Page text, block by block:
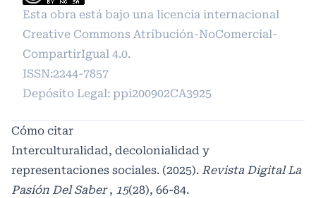
Esta obra está bajo una licencia internacional
Creative Commons Atribución-NoComercial-
CompartirIgual 4.0.
ISSN:2244-7857
Depósito Legal: ppi200902CA3925
Cómo citar
Interculturalidad, decolonialidad y
representaciones sociales. (2025). Revista Digital La
Pasión Del Saber, 15(28), 66-84.